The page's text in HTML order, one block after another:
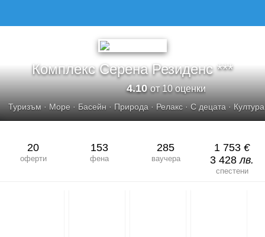
Комплекс Серена Резиденс ***
4.10от 10 оценки
Туризъм · Море · Басейн · Природа · Релакс · С децата · Култура
20
оферти
153
фена
285
ваучера
1 753 €
3 428лв.
спестени